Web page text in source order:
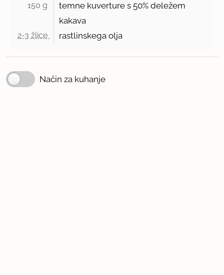
150 g
temne kuverture s 50% deležem
kakava
2-3 žlice rastlinskega olja
Način za kuhanje